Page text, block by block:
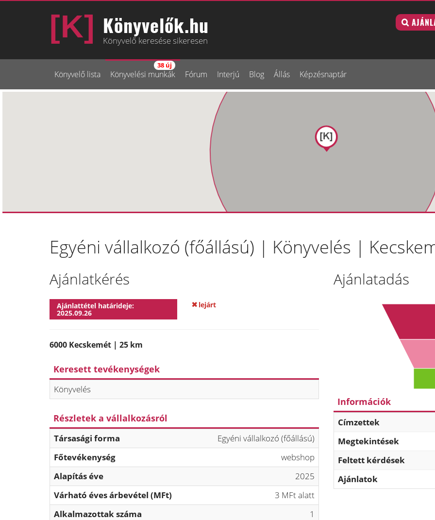
Könyvelők.hu
Könyvelő keresése sikeresen
Könyvelő lista Könyvelési munkák
38 új
Fórum Interjú Blog Állás Képzésnaptár
Egyéni vállalkozó (főállású) | Könyvelés |
Ajánlatkérés
Ajánlattétel határideje:
2025.09.26
lejárt
6000 Kecskemét | 25 km
Keresett tevékenységek
Könyvelés
Részletek a vállalkozásról
Társasági forma
Egyéni vállalkozó (főállású)
Főtevékenység
webshop
Alapítás éve
2025
Várható éves árbevétel (MFt)
3 MFt alatt
Alkalmazottak száma
1
Ajánlatadás
Információk
Címzettek
Megtekintések
Feltett kérdések
Ajánlatok